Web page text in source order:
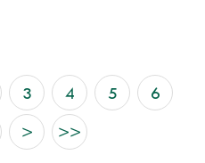
3 4 5
6
> >>